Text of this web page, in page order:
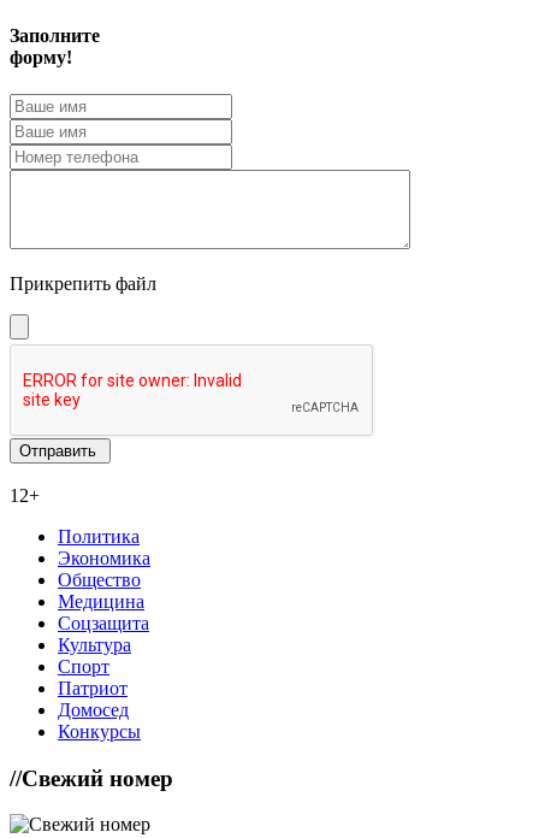
Заполните
форму!
Прикрепить файл
12+
Политика
Экономика
Общество
Медицина
Соцзащита
Культура
Спорт
Патриот
Домосед
Конкурсы
//Свежий номер